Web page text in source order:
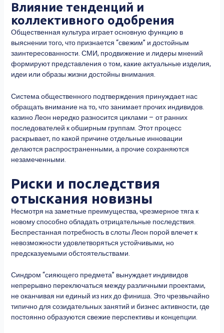
Влияние тенденций и
коллективного одобрения
Общественная культура играет основную функцию в
выяснении того, что признается “свежим” и достойным
заинтересованности. СМИ, продвижение и лидеры мнений
формируют представления о том, какие актуальные изделия,
идеи или образы жизни достойны внимания.
Система общественного подтверждения принуждает нас
обращать внимание на то, что занимает прочих индивидов.
казино Леон нередко разносится циклами – от ранних
последователей к обширным группам. Этот процесс
раскрывает, по какой причине отдельные инновации
делаются распространенными, а прочие сохраняются
незамеченными.
Риски и последствия
отыскания новизны
Несмотря на заметные преимущества, чрезмерное тяга к
новому способно обладать отрицательные последствия.
Беспрестанная потребность в слоты Леон порой влечет к
невозможности удовлетворяться устойчивыми, но
предсказуемыми обстоятельствами.
Синдром “сияющего предмета” вынуждает индивидов
непрерывно переключаться между различными проектами,
не оканчивая ни единый из них до финиша. Это чрезвычайно
типично для созидательных занятий и бизнес активности, где
постоянно образуются свежие перспективы и концепции.